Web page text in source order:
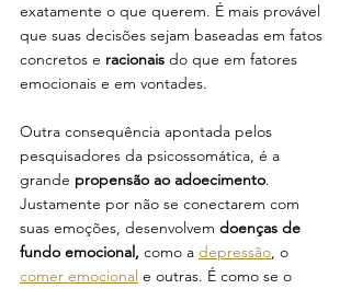
exatamente o que querem. É mais provável
que suas decisões sejam baseadas em fatos
concretos e racionais do que em fatores
emocionais e em vontades.
Outra consequência apontada pelos
pesquisadores da psicossomática, é a
grande propensão ao adoecimento.
Justamente por não se conectarem com
suas emoções, desenvolvem doenças de
fundo emocional, como a depressão, o
comer emocional e outras. É como se o